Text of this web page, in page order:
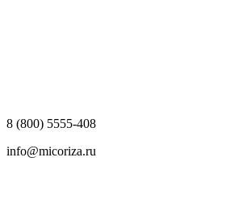
8 (800) 5555-408
info@micoriza.ru